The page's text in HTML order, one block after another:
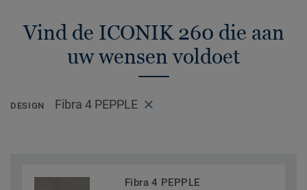
Vind de ICONIK 260 die aan
uw wensen voldoet
DESIGN Fibra 4 PEPPLE
Fibra 4 PEPPLE